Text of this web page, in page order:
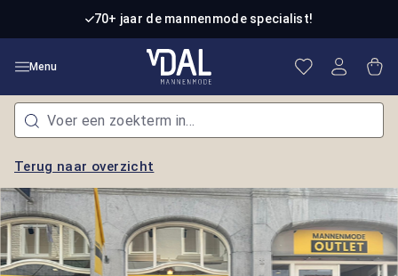
Ga naar de hoofdinhoud70+ jaar de mannenmode specialist!
Menu Je hebt 0
Terug naar overzicht